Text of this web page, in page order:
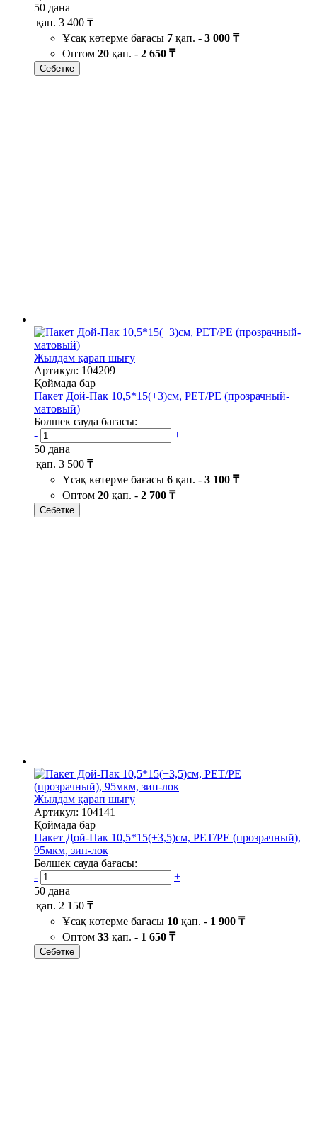
50 дана
қап. 3 400 ₸
Ұсақ көтерме бағасы 7 қап. - 3 000 ₸
Оптом 20 қап. - 2 650 ₸
Себетке
Жылдам қарап шығу
Артикул: 104209
Қоймада бар
Пакет Дой-Пак 10,5*15(+3)см, PET/PE (прозрачный-
матовый)
Бөлшек сауда бағасы:
-
+
50 дана
қап. 3 500 ₸
Ұсақ көтерме бағасы 6 қап. - 3 100 ₸
Оптом 20 қап. - 2 700 ₸
Себетке
Жылдам қарап шығу
Артикул: 104141
Қоймада бар
Пакет Дой-Пак 10,5*15(+3,5)см, PET/PE (прозрачный),
95мкм, зип-лок
Бөлшек сауда бағасы:
-
+
50 дана
қап. 2 150 ₸
Ұсақ көтерме бағасы 10 қап. - 1 900 ₸
Оптом 33 қап. - 1 650 ₸
Себетке